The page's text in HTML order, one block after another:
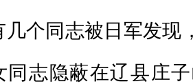
几个同志被日军发现
同志隐蔽在辽县庄